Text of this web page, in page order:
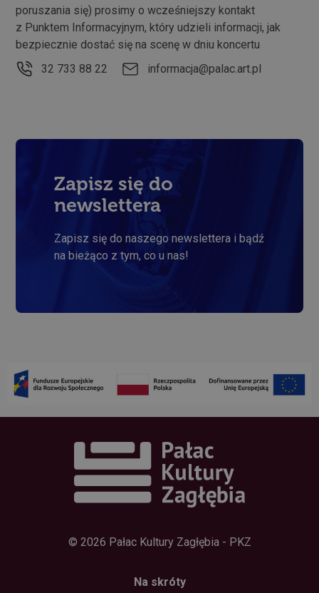
poruszania się) prosimy o wcześniejszy kontakt
z Punktem Informacyjnym, który udzieli informacji, jak
bezpiecznie dostać się na scenę w dniu koncertu
32 733 88 22
informacja@palac.art.pl
Zapisz się do
newslettera
Zapisz się do naszego newslettera i bądź
na bieżąco z tym, co u nas!
© 2026 Pałac Kultury Zagłębia - PKZ
Na skróty
jako
konieczny.
wp-
OnTheGoSystems
palac.art.pl
Sesja